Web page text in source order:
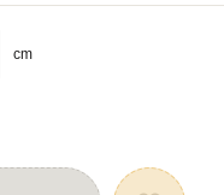
cm